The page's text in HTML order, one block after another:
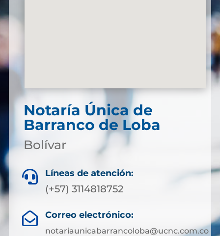
Notaría Única de
Barranco de Loba
Bolívar
 Líneas de atención:
(+57) 3114818752
 Correo electrónico:
notariaunicabarrancoloba@ucnc.com.co